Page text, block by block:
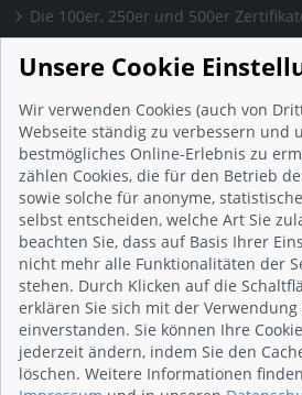
Die 100er, 250er und 500er
Presse & Wissen
Presse und Informationen
Blog
Häufig gestellte Fragen (FAQ)
Studie: Digitalisierungsbarometer
Initiative gegen Fake-Bewertungen
Kunden Informationen
Beratungsgespräch vereinbaren
Impressum
Datenschutz
AGB
Nutzungsbedingungen
Kontakt
Unsere Cookie
Wir verwenden Cookies (auch von
Webseite ständig zu verbessern und
bestmögliches Online-Erlebnis zu
zählen Cookies, die für den Betrieb
sowie solche für anonyme,
selbst entscheiden, welche Art Sie
beachten Sie, dass auf Basis Ihrer
nicht mehr alle Funktionalitäten der
stehen. Durch Klicken auf die
erklären Sie sich mit der Verwendung
einverstanden. Sie können Ihre
jederzeit ändern, indem Sie den
löschen. Weitere Informationen